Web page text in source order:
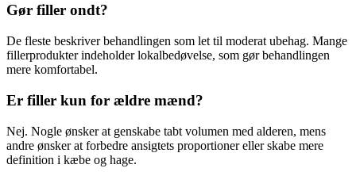
Gør filler ondt?
De fleste beskriver behandlingen som let til moderat ubehag. Mange
fillerprodukter indeholder lokalbedøvelse, som gør behandlingen
mere komfortabel.
Er filler kun for ældre mænd?
Nej. Nogle ønsker at genskabe tabt volumen med alderen, mens
andre ønsker at forbedre ansigtets proportioner eller skabe mere
definition i kæbe og hage.